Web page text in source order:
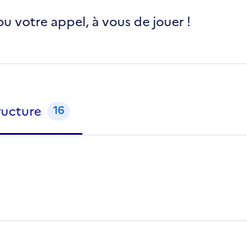
votre appel, à vous de jouer !
16